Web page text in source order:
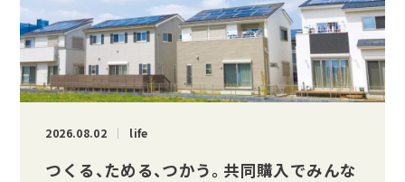
2026.08.02 life
つくる、ためる、つかう。 共同購入でみんな